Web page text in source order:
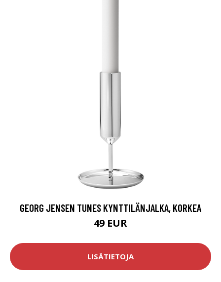
GEORG JENSEN TUNES KYNTTILÄNJALKA, KORKEA
49 EUR
LISÄTIETOJA